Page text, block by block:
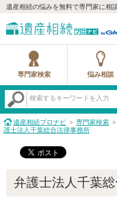
遺産相続の悩みを無料で専門家に相
専門家検索 悩み相談
検索するキーワードを入力
遺産相続プロナビ 専門家検索
護士法人千葉総合法律事務所
弁護士法人千葉